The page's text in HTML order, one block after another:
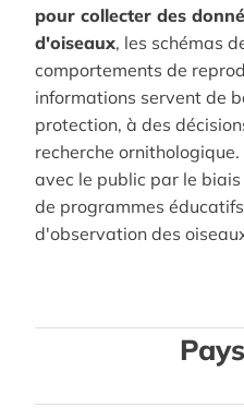
pour collecter des
d'oiseaux, les schémas
comportements de
informations servent de
protection, à des
recherche
avec le public par le
de programmes
d'observation des